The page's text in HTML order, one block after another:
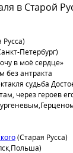
в Старой
Русса)
Петербург)
в моё сердце»
без антракта
судьба
через героев
(Старая Русса)